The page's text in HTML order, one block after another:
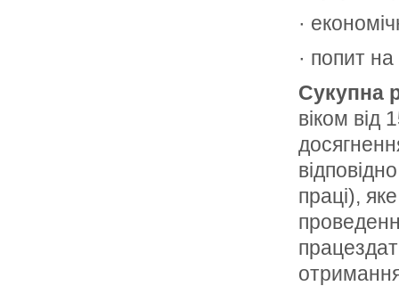
·
· попит
Сукупна
віком від
праці),